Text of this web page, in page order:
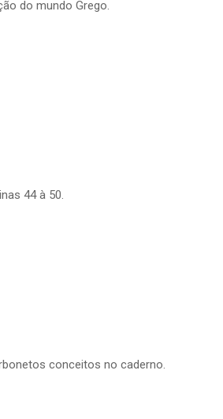
do mundo Grego.
44 à 50.
conceitos no caderno.